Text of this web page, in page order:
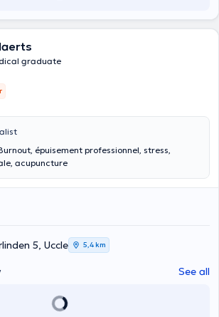
graduate
épuisement professionnel, stress,
acupuncture
5, Uccle 5,4 km
See all